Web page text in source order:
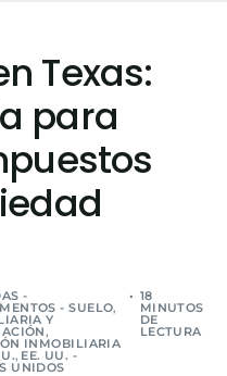
Texas:
para
-
- SUELO,
Y
,
INMOBILIARIA
, EE. UU. -
UNIDOS
18
MINUTOS
DE
LECTURA